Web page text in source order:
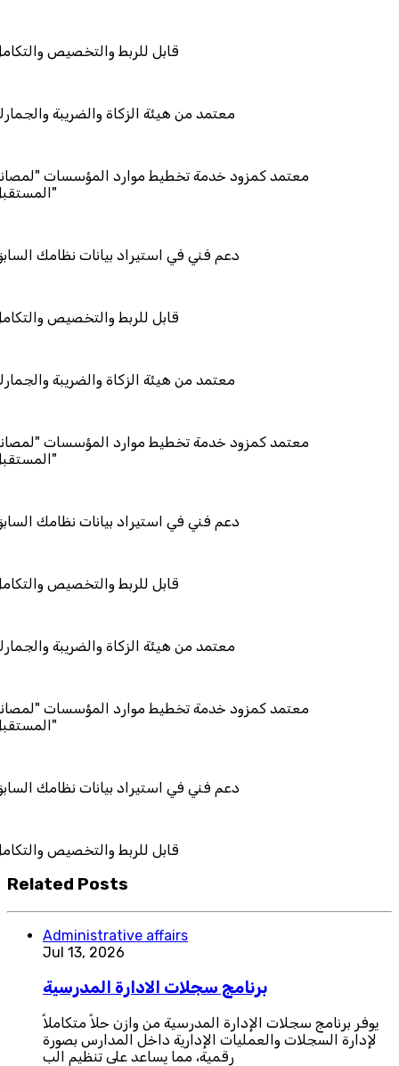
قابل للربط
معتمد من هيئة الزكاة
معتمد كمزود خدمة تخطيط موارد
دعم فني في استيراد
قابل للربط
معتمد من هيئة الزكاة
معتمد كمزود خدمة تخطيط موارد
دعم فني في استيراد
قابل للربط
معتمد من هيئة الزكاة
معتمد كمزود خدمة تخطيط موارد
دعم فني في استيراد
قابل للربط
Related Posts
Administrative affairs
Jul 13, 2026
برنامج سجلات الادارة المدرسية
يوفر برنامج سجلات الإدارة المدرسية من وازن حلاً متكاملاً
لإدارة السجلات والعمليات الإدارية داخل المدارس بصورة
رقمية، مما يساعد على تنظيم الب